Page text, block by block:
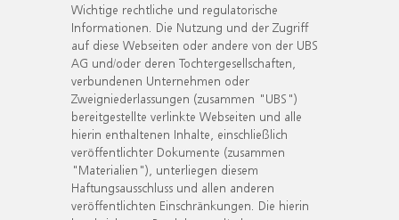
Wichtige rechtliche und regulatorische
Informationen. Die Nutzung und der Zugriff
auf diese Webseiten oder andere von der UBS
AG und/oder deren Tochtergesellschaften,
verbundenen Unternehmen oder
Zweigniederlassungen (zusammen "UBS")
bereitgestellte verlinkte Webseiten und alle
hierin enthaltenen Inhalte, einschließlich
veröffentlichter Dokumente (zusammen
"Materialien"), unterliegen diesem
Haftungsausschluss und allen anderen
veröffentlichten Einschränkungen. Die hierin